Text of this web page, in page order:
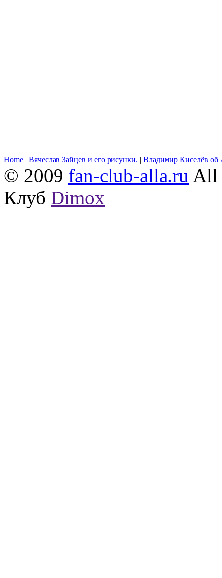
Home | Вячеслав Зайцев и его рисунки. | Владимир Киселёв об
© 2009 fan-club-alla.ru All
Клуб Dimox